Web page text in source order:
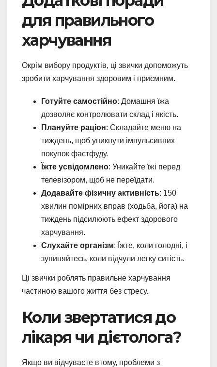
для правильного
харчування
Окрім вибору продуктів, ці звички допоможуть
зробити харчування здоровим і приємним.
Готуйте самостійно: Домашня їжа
дозволяє контролювати склад і якість.
Плануйте раціон: Складайте меню на
тиждень, щоб уникнути імпульсивних
покупок фастфуду.
Їжте усвідомлено: Уникайте їжі перед
телевізором, щоб не переїдати.
Додавайте фізичну активність: 150
хвилин помірних вправ (ходьба, йога) на
тиждень підсилюють ефект здорового
харчування.
Слухайте організм: Їжте, коли голодні, і
зупиняйтесь, коли відчули легку ситість.
Ці звички роблять правильне харчування
частиною вашого життя без стресу.
Коли звертатися до
лікаря чи дієтолога?
Якщо ви відчуваєте втому, проблеми з